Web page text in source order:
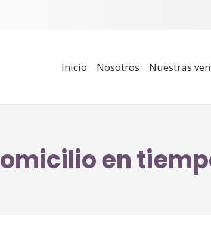
Inicio Nosotros Nuestras
en